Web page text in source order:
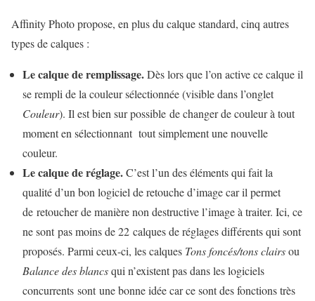
Affinity Photo propose, en plus du calque standard, cinq autres
types de calques :
Le calque de remplissage.Dès lors que l’on active ce calque il
se rempli de la couleur sélectionnée (visible dans l’onglet
Couleur). Il est bien sur possible de changer de couleur à tout
moment en sélectionnant tout simplement une nouvelle
couleur.
Le calque de réglage.C’est l’un des éléments qui fait la
qualité d’un bon logiciel de retouche d’image car il permet
de retoucher de manière non destructive l’image à traiter. Ici, ce
ne sont pas moins de 22 calques de réglages différents qui sont
proposés. Parmi ceux-ci, les calques Tons foncés/tons clairsou
Balance des blancsqui n’existent pas dans les logiciels
concurrents sont une bonne idée car ce sont des fonctions très